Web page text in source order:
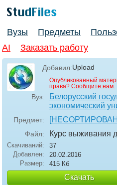
Вузы Предметы
AI
Заказать работу
Добавил:Upload
Опубликованный
права? Сообщите нам.
Вуз:
Белорусский
экономический
Предмет:
Файл: Курс выживания
Скачиваний:
37
Добавлен:
20.02.2016
Размер:
415 Кб
Скачать